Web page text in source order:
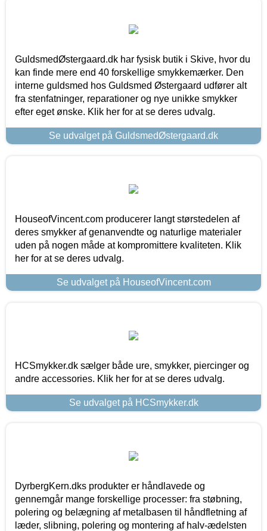
GuldsmedØstergaard.dk har fysisk butik i Skive, hvor du
kan finde mere end 40 forskellige smykkemærker. Den
interne guldsmed hos Guldsmed Østergaard udfører alt
fra stenfatninger, reparationer og nye unikke smykker
efter eget ønske. Klik her for at se deres udvalg.
Se udvalget på GuldsmedØstergaard.dk
HouseofVincent.com producerer langt størstedelen af
deres smykker af genanvendte og naturlige materialer
uden på nogen måde at kompromittere kvaliteten. Klik
her for at se deres udvalg.
Se udvalget på HouseofVincent.com
HCSmykker.dk sælger både ure, smykker, piercinger og
andre accessories. Klik her for at se deres udvalg.
Se udvalget på HCSmykker.dk
DyrbergKern.dks produkter er håndlavede og
gennemgår mange forskellige processer: fra støbning,
polering og belægning af metalbasen til håndfletning af
læder, slibning, polering og montering af halv-ædelsten